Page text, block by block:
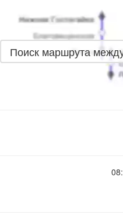
Поиск маршрута